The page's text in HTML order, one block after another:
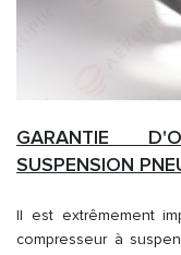
GARANTIE
SUSPENSION
Il est extrêmement
compresseur à